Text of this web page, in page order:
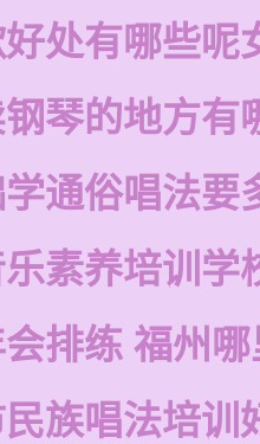
处有哪些呢
琴的地方有
通俗唱法要
素养培训学
排练 福州
族唱法培训